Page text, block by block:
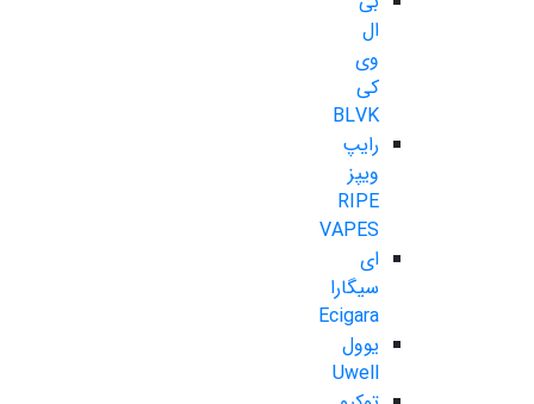
ال
وی
کی
BLVK
رایپ
ویپز
RIPE
VAPES
ای
سیگارا
Ecigara
یوول
Uwell